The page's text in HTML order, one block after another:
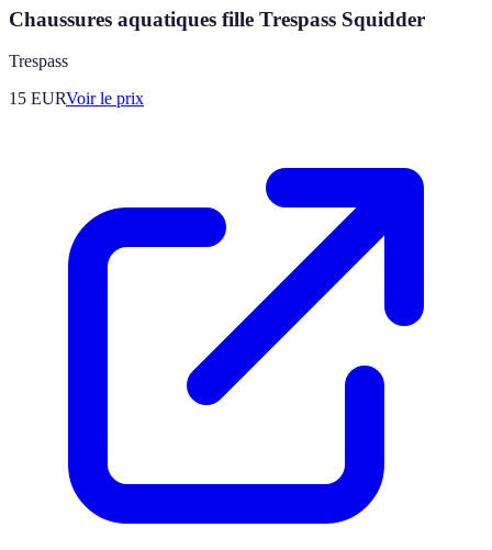
Chaussures aquatiques fille Trespass Squidder
Trespass
15 EURVoir le prix